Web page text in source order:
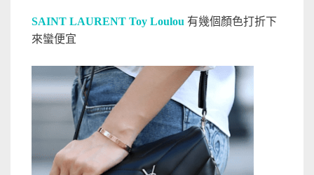
SAINT LAURENT Toy Loulou 有幾個顏色打折下
來蠻便宜